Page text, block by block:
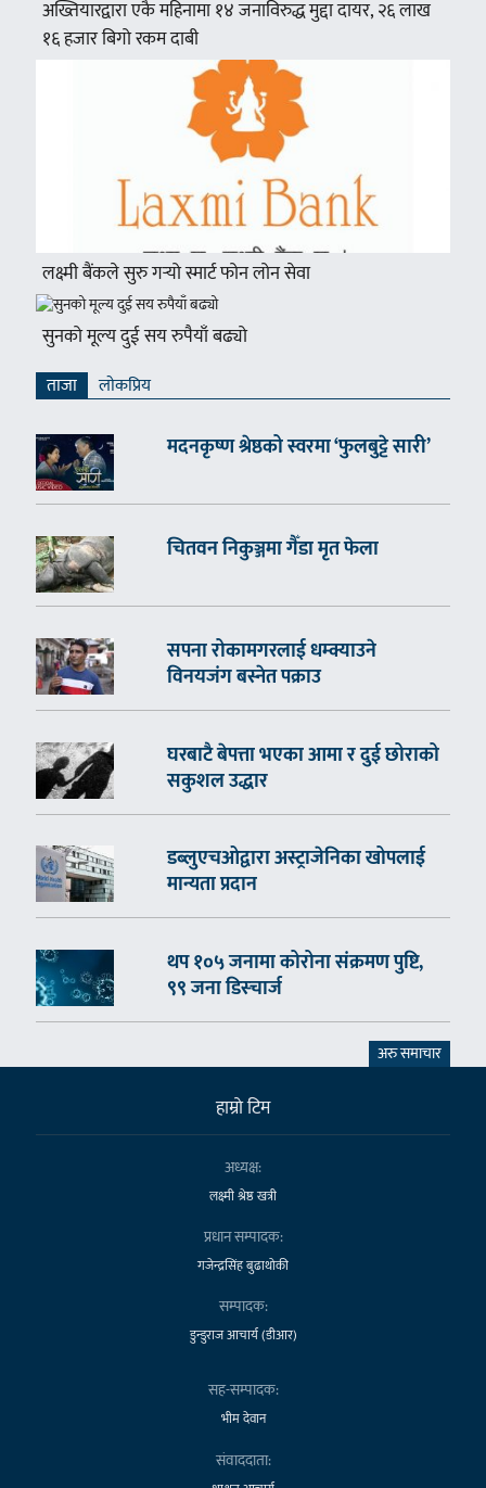
अख्तियारद्वारा एकै महिनामा १४ जनाविरुद्ध मुद्दा दायर, २६ लाख
१६ हजार बिगो रकम दाबी
लक्ष्मी बैंकले सुरु गर्‍यो स्मार्ट फोन लोन सेवा
सुनको मूल्य दुई सय रुपैयाँ बढ्यो
ताजा लाेकप्रिय
मदनकृष्ण श्रेष्ठको स्वरमा ‘फुलबुट्टे सारी’
चितवन निकुञ्जमा गैँडा मृत फेला
सपना रोकामगरलाई धम्क्याउने
विनयजंग बस्नेत पक्राउ
घरबाटै बेपत्ता भएका आमा र दुई छोराको
सकुशल उद्धार
डब्लुएचओद्वारा अस्ट्राजेनिका खोपलाई
मान्यता प्रदान
थप १०५ जनामा कोरोना संक्रमण पुष्टि,
९९ जना डिस्चार्ज
अरु समाचार
हाम्राे टिम
अध्यक्ष:
लक्ष्मी श्रेष्ठ खत्री
प्रधान सम्पादक:
गजेन्द्रसिंह बुढाथोकी
सम्पादक:
डुन्डुराज आचार्य (डीआर)
सह-सम्पादक:
भीम देवान
संवाददाता: